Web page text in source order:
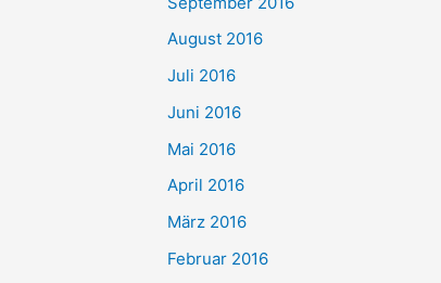
August 2016
Juli 2016
Juni 2016
Mai 2016
April 2016
März 2016
Februar 2016